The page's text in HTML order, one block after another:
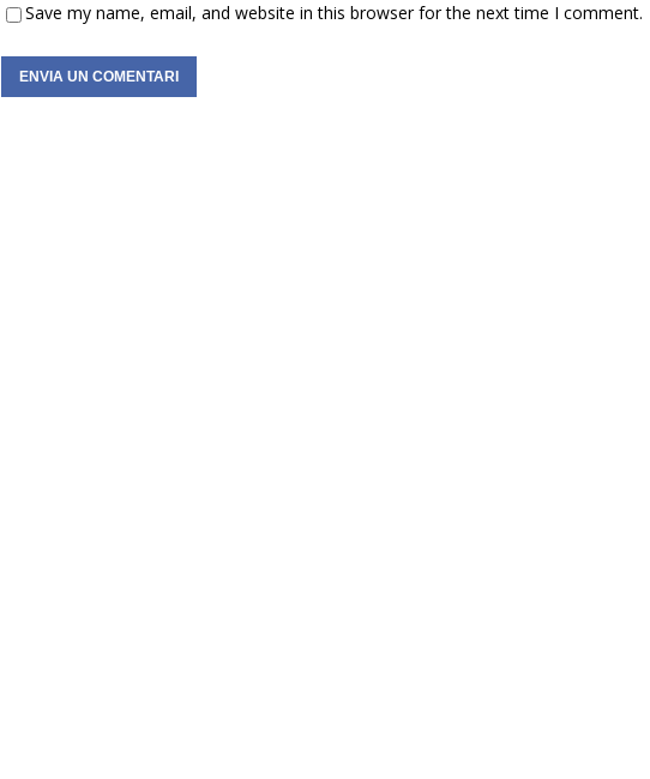
Save my name, email, and website in this browser for the next time I comment.